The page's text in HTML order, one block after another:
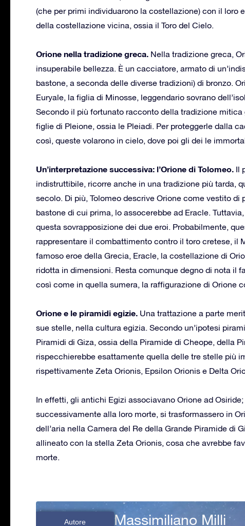
(che per primi individuarono la costellazione) con il loro
della costellazione vicina, ossia il Toro del Cielo.
Orione nella tradizione greca. Nella tradizione greca,
insuperabile bellezza. È un cacciatore, armato di
bastone, a seconda delle diverse tradizioni) di bronzo.
Euryale, la figlia di Minosse, leggendario sovrano
Secondo il più fortunato racconto della tradizione
figlie di Pleione, ossia le Pleiadi. Per proteggerle dalla
così, queste volarono in cielo, dove poi gli dei le
Un’interpretazione successiva: l’Orione di Tolomeo. Il
indistruttibile, ricorre anche in una tradizione più tarda,
secolo. Di più, Tolomeo descrive Orione come vestito
bastone di cui prima, lo assocerebbe ad Eracle.
questa sovrapposizione dei due eroi. Probabilmente,
rappresentare il combattimento contro il toro cretese, il
famoso eroe della Grecia, Eracle, la costellazione di
ridotta in dimensioni. Resta comunque degno di nota il
così come in quella sumera, la raffigurazione di Orione
Orione e le piramidi egizie. Una trattazione a parte
sue stelle, nella cultura egizia. Secondo un’ipotesi
Piramidi di Giza, ossia della Piramide di Cheope, della
rispecchierebbe esattamente quella delle tre stelle più
rispettivamente Zeta Orionis, Epsilon Orionis e Delta
In effetti, gli antichi Egizi associavano Orione ad
successivamente alla loro morte, si trasformassero in
dell’aria nella Camera del Re della Grande Piramide di
allineato con la stella Zeta Orionis, cosa che avrebbe
morte.
Autore Massimiliano Milli